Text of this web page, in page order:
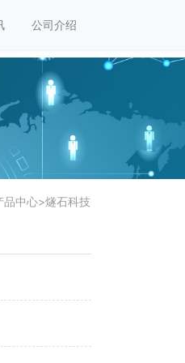
公司介绍
品中心>燧石科技